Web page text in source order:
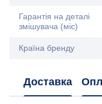
Гарантія на деталі
змішувача (міс)
Країна бренду
Доставка